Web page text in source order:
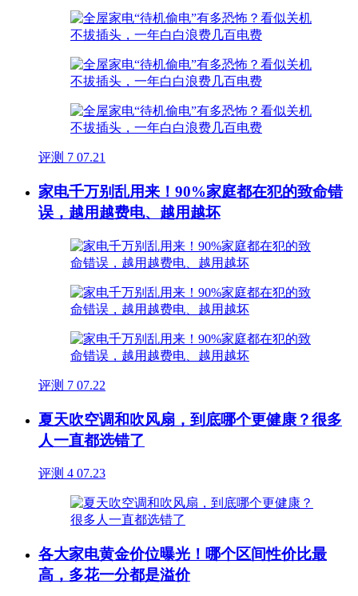
评测 7 07.21
家电千万别乱用来！90%家庭都在犯的致命错
误，越用越费电、越用越坏
评测 7 07.22
夏天吹空调和吹风扇，到底哪个更健康？很多
人一直都选错了
评测 4 07.23
各大家电黄金价位曝光！哪个区间性价比最
高，多花一分都是溢价